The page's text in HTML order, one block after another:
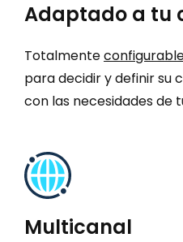
Adaptado a tu
Totalmente
para decidir y definir
con las necesidades de
Multicanal